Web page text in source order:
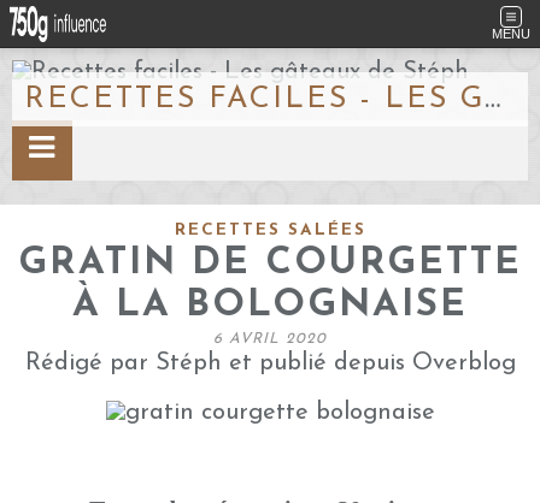
MENU
RECETTES FACILES - LES GÂTEAUX DE STÉPH
RECETTES SALÉES
GRATIN DE COURGETTE
À LA BOLOGNAISE
6 AVRIL 2020
Rédigé par Stéph et publié depuis Overblog